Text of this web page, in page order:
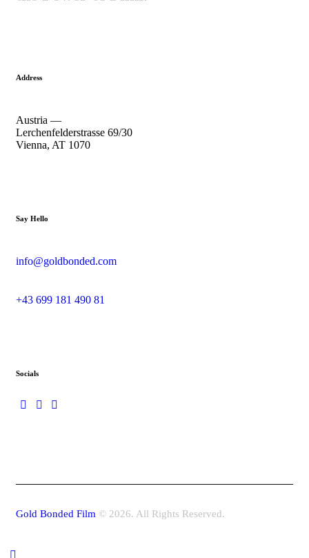
Address
Austria —
Lerchenfelderstrasse 69/30
Vienna, AT 1070
Say Hello
info@goldbonded.com
+43 699 181 490 81
Socials
Gold Bonded Film © 2026. All Rights Reserved.